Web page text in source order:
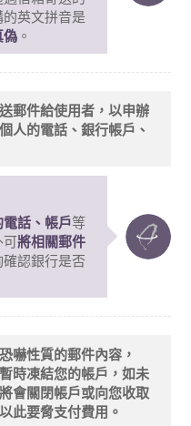
英文拼音是
偽 。
郵件給使用者，以申辦
人的電話、銀行帳戶、
話、帳戶等
將相關郵件
確認銀行是否
嚇性質的郵件內容，
時凍結您的帳戶，如未
會關閉帳戶或向您收取
此要脅支付費用。